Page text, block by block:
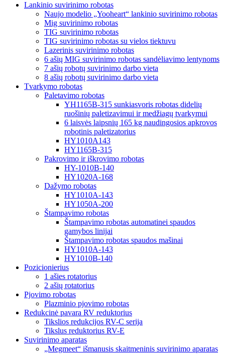
Lankinio suvirinimo robotas
Naujo modelio „Yooheart“ lankinio suvirinimo robotas
Mig suvirinimo robotas
TIG suvirinimo robotas
TIG suvirinimo robotas su vielos tiektuvu
Lazerinis suvirinimo robotas
6 ašių MIG suvirinimo robotas sandėliavimo lentynoms
7 ašių robotų suvirinimo darbo vieta
8 ašių robotų suvirinimo darbo vieta
Tvarkymo robotas
Paletavimo robotas
YH1165B-315 sunkiasvoris robotas didelių
ruošinių paletizavimui ir medžiagų tvarkymui
6 laisvės laipsnių 165 kg naudingosios apkrovos
robotinis paletizatorius
HY1010A143
HY1165B-315
Pakrovimo ir iškrovimo robotas
HY-1010B-140
HY1020A-168
Dažymo robotas
HY1010A-143
HY1050A-200
Štampavimo robotas
Štampavimo robotas automatinei spaudos
gamybos linijai
Štampavimo robotas spaudos mašinai
HY1010A-143
HY1010B-140
Pozicionierius
1 ašies rotatorius
2 ašių rotatorius
Pjovimo robotas
Plazminio pjovimo robotas
Redukcinė pavara RV reduktorius
Tikslios redukcijos RV-C serija
Tikslus reduktorius RV-E
Suvirinimo aparatas
„Megmeet“ išmanusis skaitmeninis suvirinimo aparatas